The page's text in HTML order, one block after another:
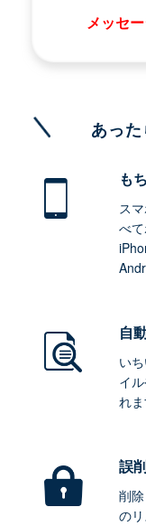
メッセ
あっ
も
ス
べ
自
い
イ
れま
誤
削
の